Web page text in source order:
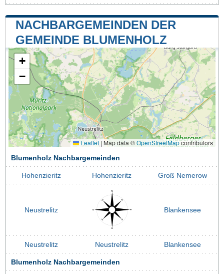
NACHBARGEMEINDEN DER
GEMEINDE BLUMENHOLZ
+
−
Leaflet | Map data ©OpenStreetMapcontributors
Blumenholz Nachbargemeinden
Hohenzieritz Hohenzieritz Groß Nemerow
Neustrelitz Blankensee
Neustrelitz Neustrelitz Blankensee
Blumenholz Nachbargemeinden